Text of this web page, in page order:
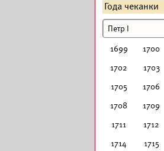
Года чеканки
1699 1700
1702
1703
1705
1706
1708
1709
1711
1712
1714
1715